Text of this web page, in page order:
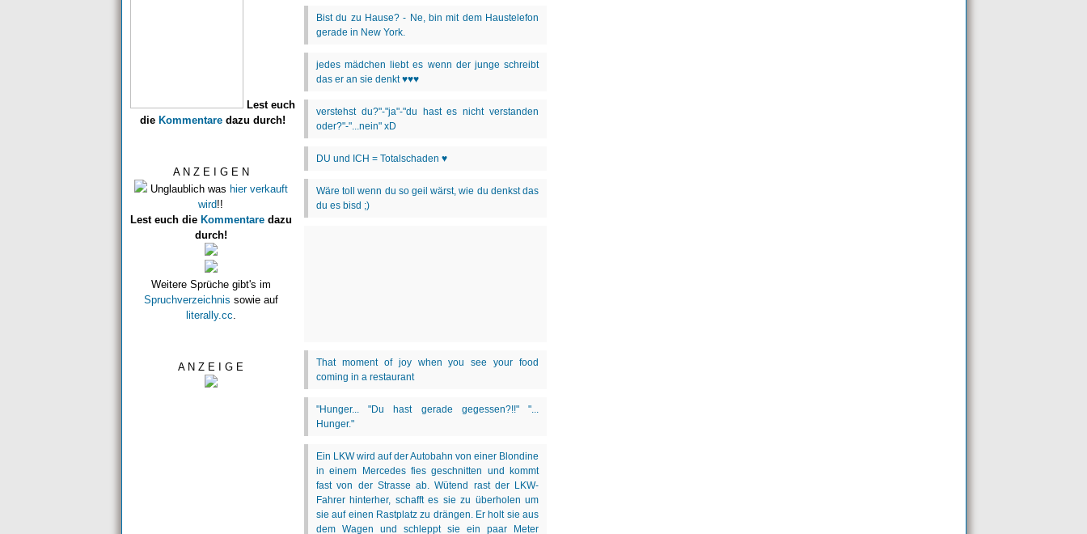
Lest euch
die Kommentare dazu durch!
A N Z E I G E N
Unglaublich was hier verkauft
wird!!
Lest euch die Kommentaredazu
durch!
Weitere Sprüche gibt's im
Spruchverzeichnis sowie auf
literally.cc
A N Z E I G E